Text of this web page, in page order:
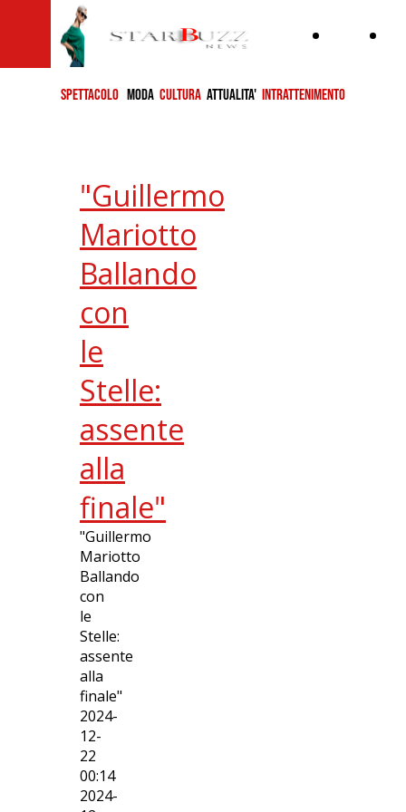
SPETTACOLO MODA CULTURA ATTUALITA' INTRATTENIMENTO
"Guillermo
Mariotto
Ballando
con
le
Stelle:
assente
alla
finale"
"Guillermo
Mariotto
Ballando
con
le
Stelle:
assente
alla
finale"
2024-
12-
22
00:14
2024-